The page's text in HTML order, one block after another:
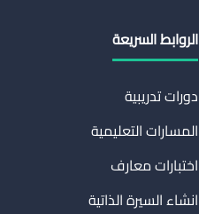
الروابط السريعة
دورات تدريبية
المسارات التعليمية
اختبارات معارف
انشاء السيرة الذاتية